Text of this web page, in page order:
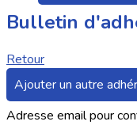
Bulletin
Retour
Ajouter un autre
Adresse email pour